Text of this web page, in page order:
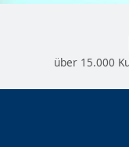
über 15.000